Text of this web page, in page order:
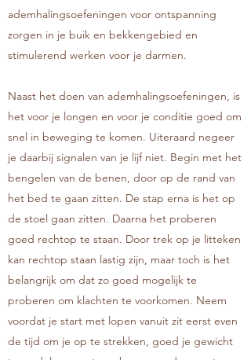
ademhalingsoefeningen voor ontspanning
zorgen in je buik en bekkengebied en
stimulerend werken voor je darmen.
Naast het doen van ademhalingsoefeningen, is
het voor je longen en voor je conditie goed om
snel in beweging te komen. Uiteraard negeer
je daarbij signalen van je lijf niet. Begin met het
bengelen van de benen, door op de rand van
het bed te gaan zitten. De stap erna is het op
de stoel gaan zitten. Daarna het proberen
goed rechtop te staan. Door trek op je litteken
kan rechtop staan lastig zijn, maar toch is het
belangrijk om dat zo goed mogelijk te
proberen om klachten te voorkomen. Neem
voordat je start met lopen vanuit zit eerst even
de tijd om je op te strekken, goed je gewicht